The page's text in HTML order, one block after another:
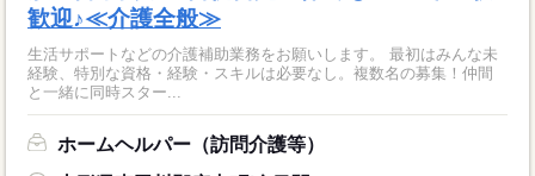
歓迎♪≪介護全般≫
生活サポートなどの介護補助業務をお願いします。 最初はみんな未
経験、特別な資格・経験・スキルは必要なし。複数名の募集！仲間
と一緒に同時スター...
ホームヘルパー（訪問介護等）